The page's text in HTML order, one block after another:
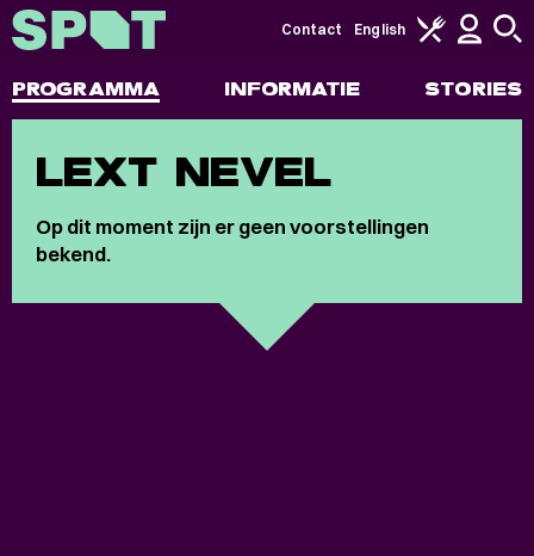
PROGRAMMA INFORMATIE STORIES
Contact English
LEXT NEVEL
Op dit moment zijn er geen voorstellingen
bekend.